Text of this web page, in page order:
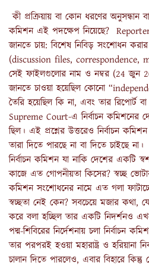
কী প্রক্রিয়ায় বা কোন ধরণের অনুসন্ধান
কমিশন এই পদক্ষেপ নিয়েছে?
জানতে চায়: বিশেষ নিবিড় সংশোধন
(discussion files, correspondence,
সেই ফাইলগুলোর নাম ও নম্বর (24 জুন
জানতে চাওয়া হয়েছিল কোনো
তৈরি হয়েছিল কি না, এবং তার রিপোর্ট
Supreme Court-এ নির্বাচন কমিশনের
ছিল। এই প্রশ্নের উত্তরেও নির্বাচন
তারা দিতে পারছে না বা দিতে চাইছে না।
নির্বাচন কমিশন যা নাকি দেশের একটি
কাজে এত গোপনীয়তা কিসের? স্বচ্ছ
কমিশন সংশোধনের নামে এত গলা
স্বচ্ছতা নেই কেন? সবচেয়ে মজার কথা,
করে বলা হচ্ছিল তার একটি নিদর্শনও
পদ্ম-শিবিরের নির্দেশনায় চলা নির্বাচন
তার পরপরই হওয়া মহারাষ্ট্র ও হরিয়ানা
চালান দিতে পারলেও, এবার বিহারে কিন্তু